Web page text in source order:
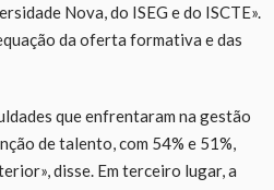
Nova, do ISEG e do ISCTE».
da oferta formativa e das
que enfrentaram na gestão
de talento, com 54% e 51%,
disse. Em terceiro lugar, a